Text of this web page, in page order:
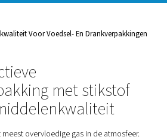
van levensmiddelenkwaliteit in
Voor Voedsel- En